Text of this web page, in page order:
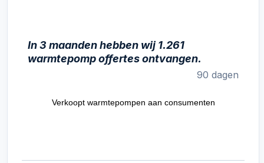
In 3 maanden hebben wij 1.261
warmtepomp offertes ontvangen.
90 dagen
Verkoopt warmtepompen aan consumenten